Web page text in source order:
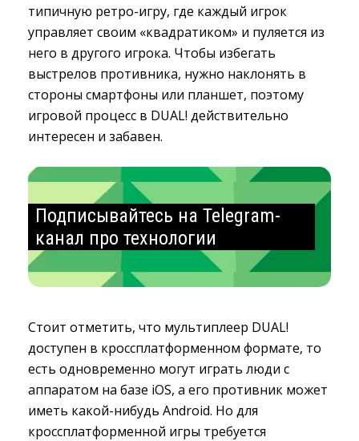
типичную ретро-игру, где каждый игрок
управляет своим «квадратиком» и пуляется из
него в другого игрока. Чтобы избегать
выстрелов противника, нужно наклонять в
стороны смартфоны или планшет, поэтому
игровой процесс в DUAL! действительно
интересен и забавен.
Подписывайтесь на Telegram-
канал про технологии
Стоит отметить, что мультиплеер DUAL!
доступен в кроссплатформенном формате, то
есть одновременно могут играть люди с
аппаратом на базе iOS, а его противник может
иметь какой-нибудь Android. Но для
кроссплатформенной игры требуется